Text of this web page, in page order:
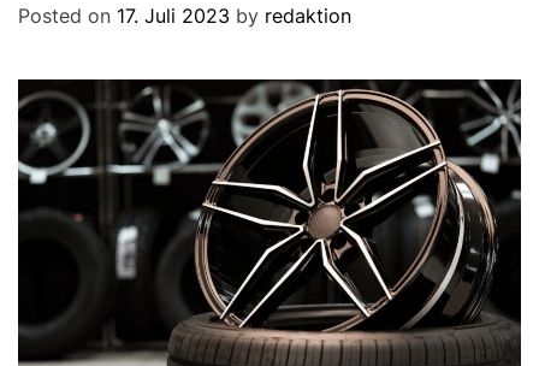
o
r
e
s
Posted on 17. Juli 2023 by redaktion